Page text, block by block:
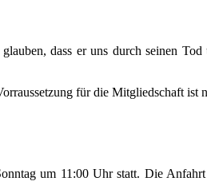
dass er uns durch seinen
für die Mitgliedschaft ist
um 11:00 Uhr statt. Die